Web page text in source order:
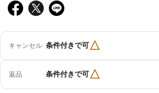
キャンセル 条件付きで可△
返品 条件付きで可△